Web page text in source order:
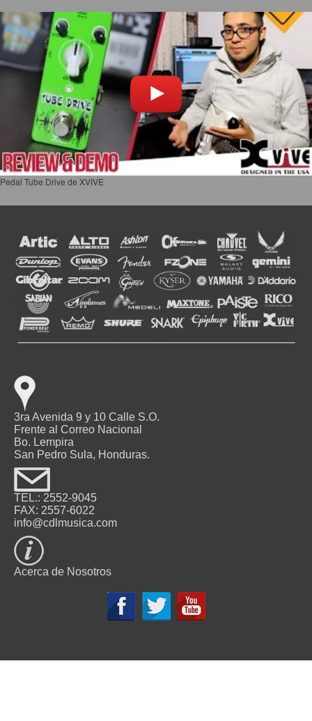
Pedal Tube Drive de XVIVE
3ra Avenida 9 y 10 Calle S.O.
Frente al Correo Nacional
Bo. Lempira
San Pedro Sula, Honduras.
TEL.: 2552-9045
FAX: 2557-6022
info@cdlmusica.com
Acerca de Nosotros